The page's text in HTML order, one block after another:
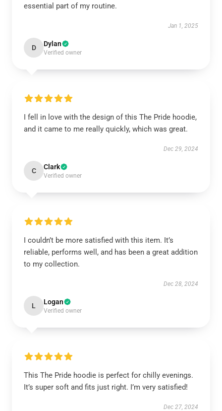
essential part of my routine.
Jan 1, 2025
D Dylan
Verified owner
I fell in love with the design of this The Pride hoodie,
and it came to me really quickly, which was great.
Dec 29, 2024
C Clark
Verified owner
I couldn’t be more satisfied with this item. It’s
reliable, performs well, and has been a great addition
to my collection.
Dec 28, 2024
L Logan
Verified owner
This The Pride hoodie is perfect for chilly evenings.
It’s super soft and fits just right. I’m very satisfied!
Dec 27, 2024